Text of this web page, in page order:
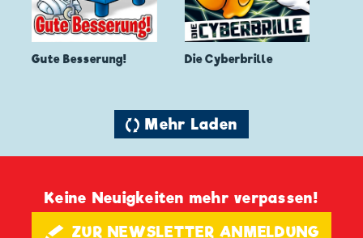
Gute Besserung! Die Cyberbrille
🔄 Mehr Laden
Keine Neuigkeiten mehr verpassen!
🖋 ZUR NEWSLETTER ANMELDUNG